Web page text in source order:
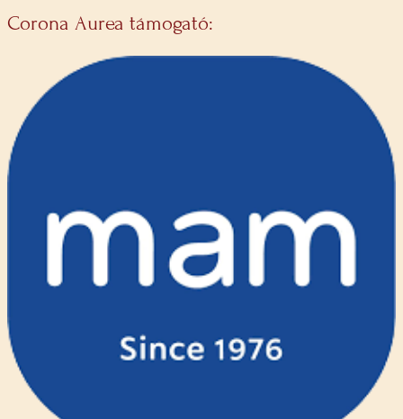
Corona Aurea támogató: